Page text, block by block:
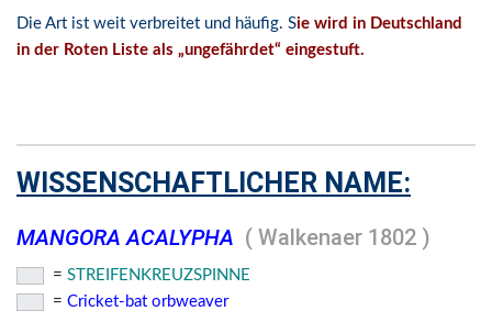
Die Art ist weit verbreitet und häufig. Sie wird in Deutschland
in der Roten Liste als „ungefährdet“ eingestuft.
WISSENSCHAFTLICHER NAME:
MANGORA ACALYPHA ( Walkenaer 1802 )
= STREIFENKREUZSPINNE
= Cricket-bat orbweaver